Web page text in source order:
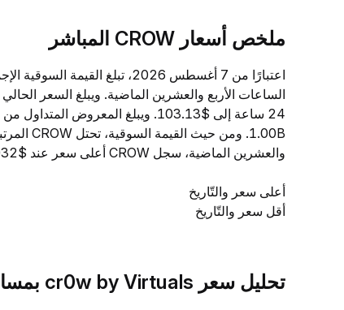
ملخص أسعار CROW المباشر
والعشرين الماضية، سجل CROW أعلى سعر عند $0.00002032 وأدنى سعر عند $0.00001989.
أعلى سعر والتّاريخ
أقل سعر والتّاريخ
تحليل سعر cr0w by Virtuals بمساعدة TradeGPT